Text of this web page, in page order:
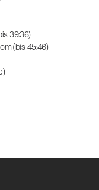
39:36)
(bis 45:46)